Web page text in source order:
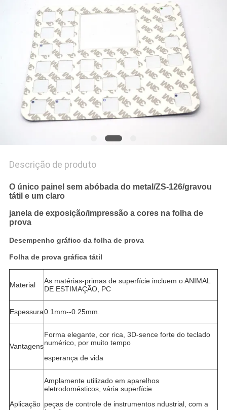
PRIVACIDADE
Descrição de produto
O único painel sem abóbada do metal/ZS-126/gravou
tátil e um claro
janela de exposição/impressão a cores na folha de
prova
Desempenho gráfico da folha de prova
Folha de prova gráfica tátil
Material
As matérias-primas de superfície incluem o ANIMAL
DE ESTIMAÇÃO, PC
Espessura0.1mm--0.25mm.
Vantagens
Forma elegante, cor rica, 3D-sence forte do teclado
numérico, por muito tempo
esperança de vida
Aplicação
Amplamente utilizado em aparelhos
eletrodomésticos, vária superfície
peças de controle de instrumentos ndustrial, com a